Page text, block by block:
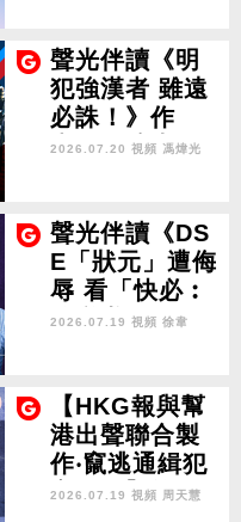
國冇得救 涉違
法感驕傲？仲
有傻仔信呢
套？
聲光伴讀《明
犯強漢者 雖遠
必誅！》作
者：馮煒光
2026.07.20 視頻 馮煒光
聲光伴讀《DS
E「狀元」遭侮
辱 看「快必︰
拉我啦」的罪
2026.07.19 視頻 徐韋
【HKG報與幫
港出聲聯合製
作‧竄逃通緝犯
之不赦】第一
2026.07.19 視頻 周天慧